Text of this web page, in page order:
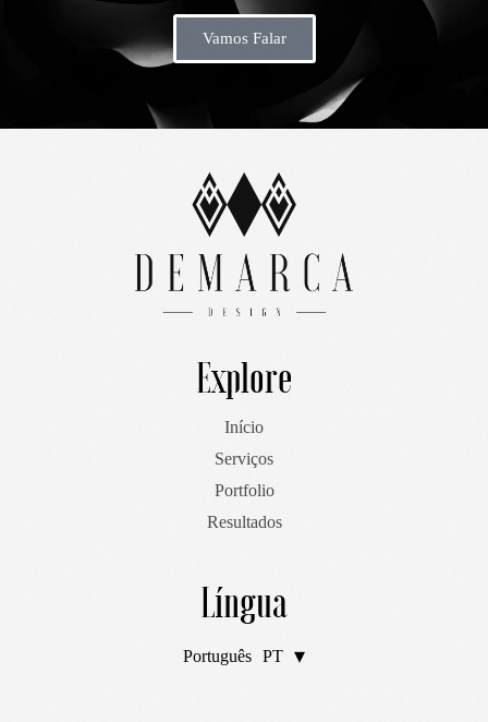
Vamos Falar
Explore
Início
Serviços
Portfolio
Resultados
Língua
Português PT
English EN